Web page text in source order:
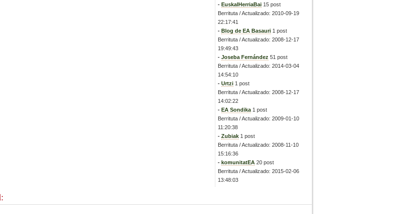
- EuskalHerriaBai 15 post
Berrituta / Actualizado: 2010-09-19
22:17:41
- Blog de EA Basauri 1 post
Berrituta / Actualizado: 2008-12-17
19:49:43
- Joseba Fernández 51 post
Berrituta / Actualizado: 2014-03-04
14:54:10
- Urtzi 1 post
Berrituta / Actualizado: 2008-12-17
14:02:22
- EA Sondika 1 post
Berrituta / Actualizado: 2009-01-10
11:20:38
- Zubiak 1 post
Berrituta / Actualizado: 2008-11-10
15:16:36
- komunitatEA 20 post
Berrituta / Actualizado: 2015-02-06
13:48:03